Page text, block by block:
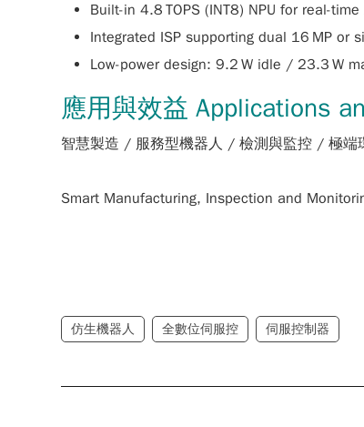
Built-in 4.8 TOPS (INT8) NPU for real-
Integrated ISP supporting dual 16 MP or
Low-power design: 9.2 W idle / 23.3 W
應用與效益 Applications
智慧製造 / 服務型機器人 / 檢測與監控 / 極端
Smart Manufacturing, Inspection and
仿生機器人 全數位伺服控 伺服控制器